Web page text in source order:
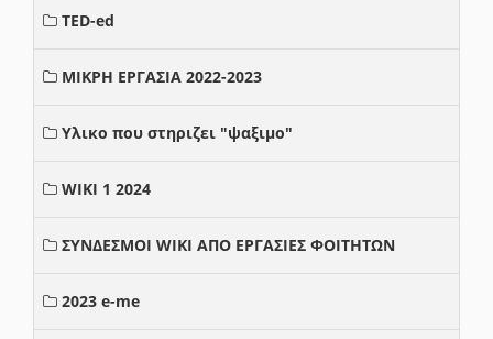
TED-ed
ΜΙΚΡΗ ΕΡΓΑΣΙΑ 2022-2023
Υλικο που στηριζει "ψαξιμο"
WIKI 1 2024
ΣΥΝΔΕΣΜΟΙ WIKI ΑΠΟ ΕΡΓΑΣΙΕΣ ΦΟΙΤΗΤΩΝ
2023 e-me